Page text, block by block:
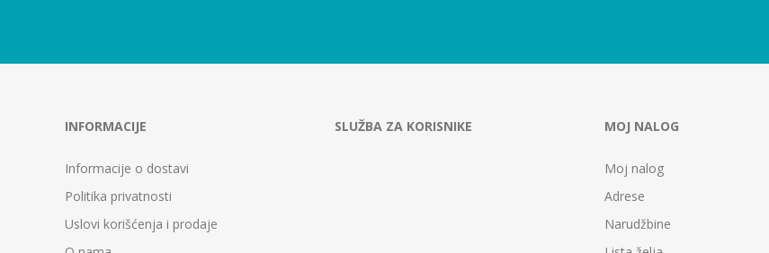
INFORMACIJE
Informacije o dostavi
Politika privatnosti
Uslovi korišćenja i prodaje
SLUŽBA ZA KORISNIKE MOJ NALOG
Moj nalog
Adrese
Narudžbine